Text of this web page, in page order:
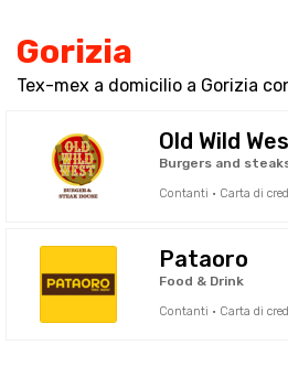
Gorizia
Tex-mex a domicilio a Gorizia
Old Wild
Burgers and
Contanti · Carta di
Pataoro
Food & Drink
Contanti · Carta di